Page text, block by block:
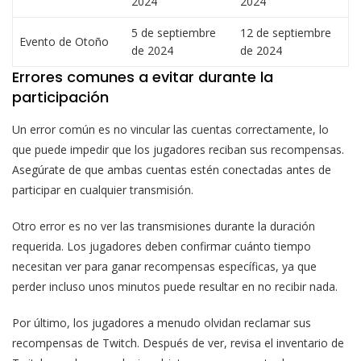
Evento de Otoño
5 de septiembre
de 2024
12 de septiembre
de 2024
Errores comunes a evitar durante la
participación
Un error común es no vincular las cuentas correctamente, lo
que puede impedir que los jugadores reciban sus recompensas.
Asegúrate de que ambas cuentas estén conectadas antes de
participar en cualquier transmisión.
Otro error es no ver las transmisiones durante la duración
requerida. Los jugadores deben confirmar cuánto tiempo
necesitan ver para ganar recompensas específicas, ya que
perder incluso unos minutos puede resultar en no recibir nada.
Por último, los jugadores a menudo olvidan reclamar sus
recompensas de Twitch. Después de ver, revisa el inventario de